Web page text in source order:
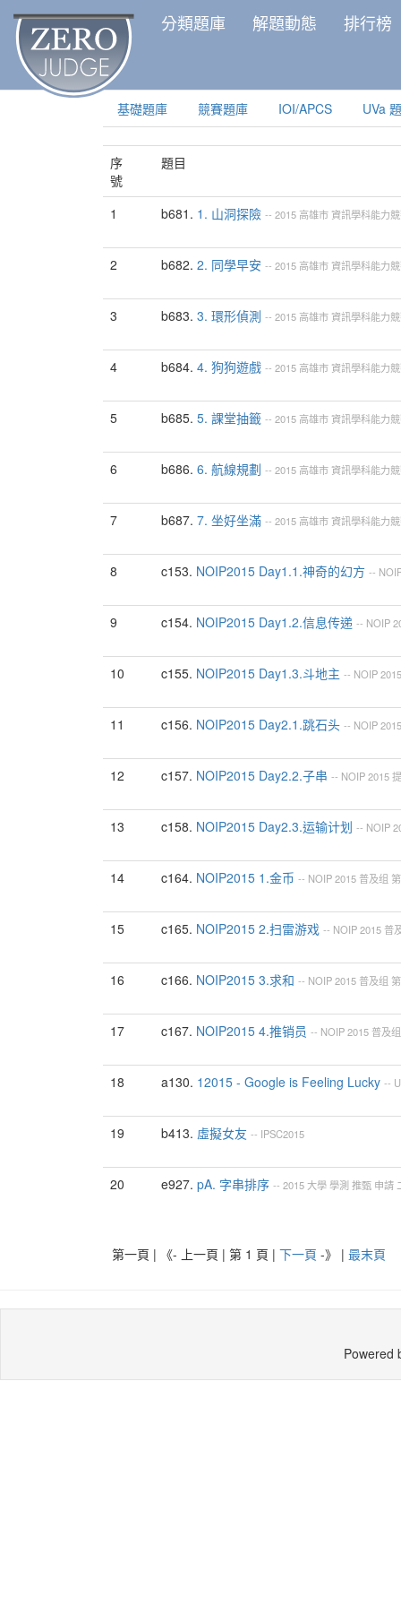
分類題庫 解題動態 排行榜
基礎題庫 競賽題庫 IOI/APCS UVa
序
號
題目
1 b681. 1. 山洞探險 -- 2015 高雄市資訊學科能力
2 b682. 2. 同學早安 -- 2015 高雄市資訊學科能力
3 b683. 3. 環形偵測 -- 2015 高雄市資訊學科能力
4 b684. 4. 狗狗遊戲 -- 2015 高雄市資訊學科能力
5 b685. 5. 課堂抽籤 -- 2015 高雄市資訊學科能力
6 b686. 6. 航線規劃 -- 2015 高雄市資訊學科能力
7 b687. 7. 坐好坐滿 -- 2015 高雄市資訊學科能力
8 c153. NOIP2015 Day1.1.神奇的幻方 --
9 c154. NOIP2015 Day1.2.信息传递 -- NOIP
10 c155. NOIP2015 Day1.3.斗地主 -- NOIP2015
11 c156. NOIP2015 Day2.1.跳石头 -- NOIP2015
12 c157. NOIP2015 Day2.2.子串 -- NOIP2015
13 c158. NOIP2015 Day2.3.运输计划 -- NOIP
14 c164. NOIP2015 1.金币 -- NOIP2015普及组
15 c165. NOIP2015 2.扫雷游戏 -- NOIP2015普
16 c166. NOIP2015 3.求和 -- NOIP2015普及组
17 c167. NOIP2015 4.推销员 -- NOIP2015普及组
18 a130. 12015 - Google is Feeling Lucky --
19 b413. 虛擬女友 -- IPSC2015
20 e927. pA. 字串排序 -- 2015 大學學測 推甄 申請
第一頁 | 《- 上一頁 | 第 1 頁 | 下一頁 -》 | 最末頁
Powered